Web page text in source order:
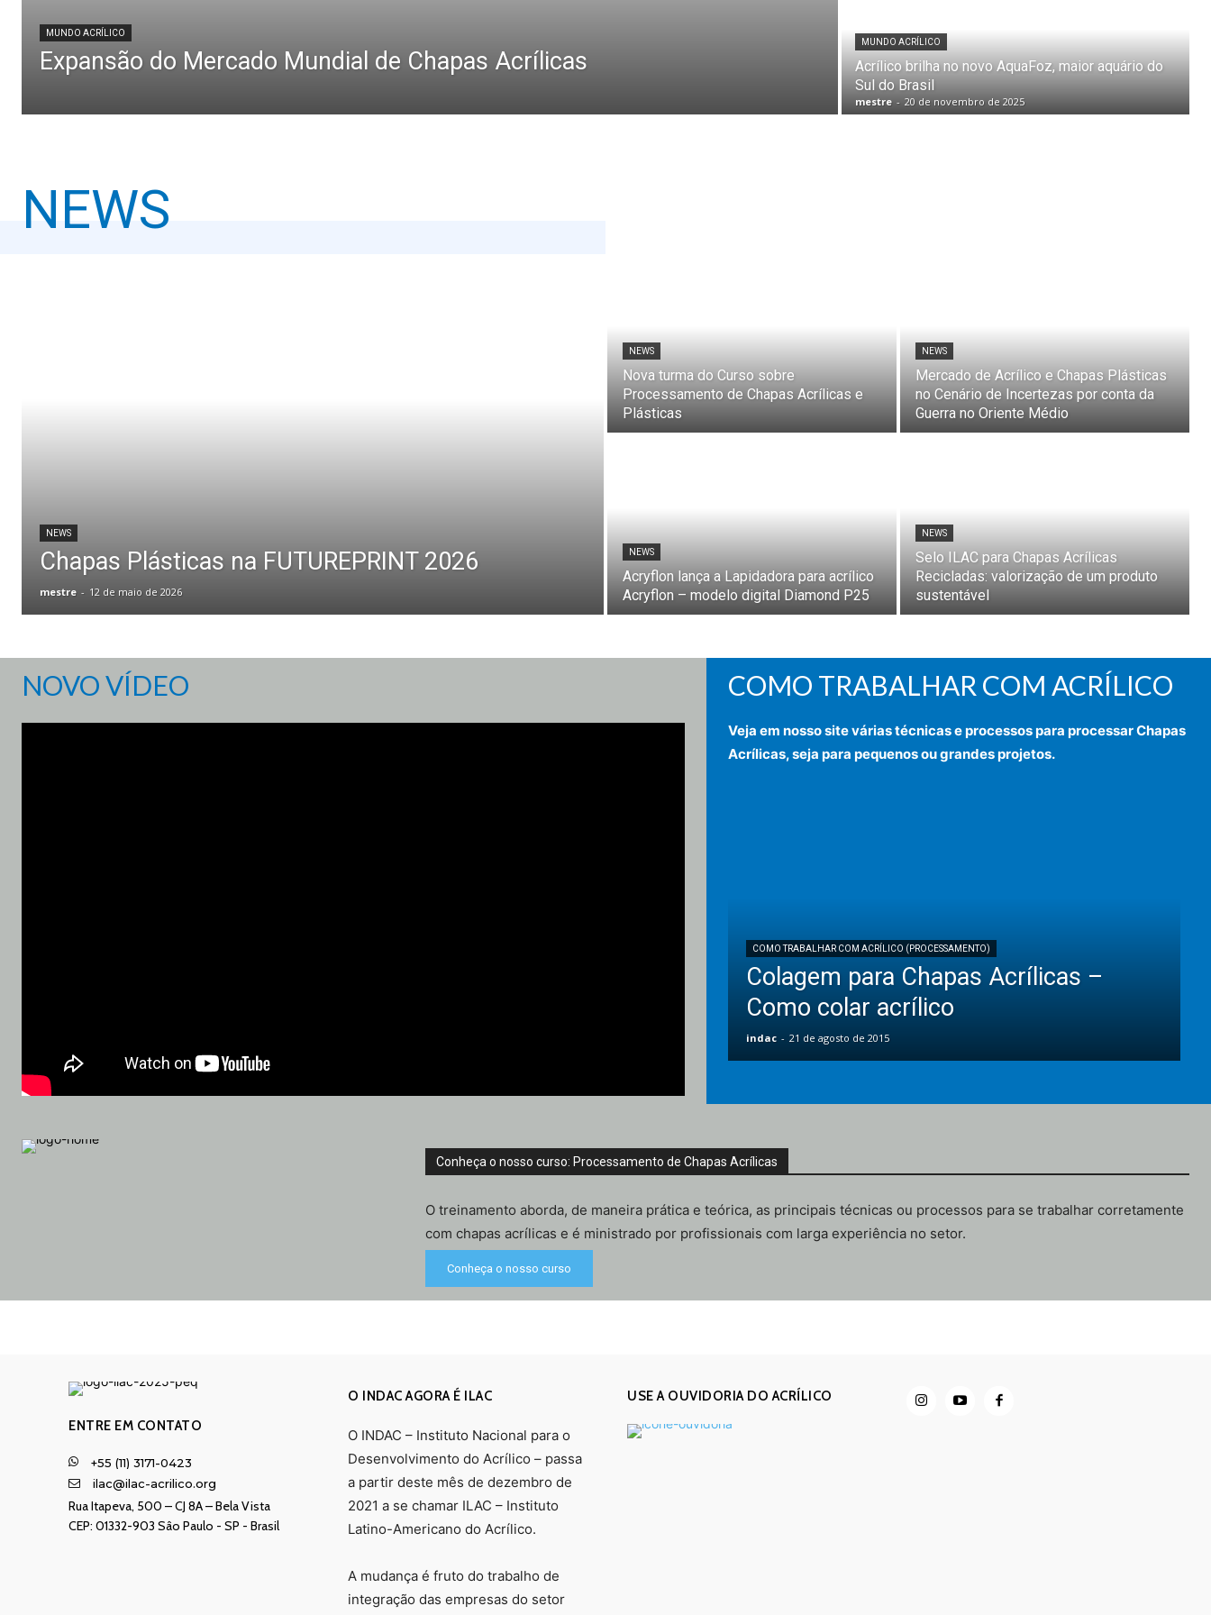
MUNDO ACRÍLICO
Expansão do Mercado Mundial de Chapas Acrílicas
MUNDO ACRÍLICO
Acrílico brilha no novo AquaFoz, maior aquário do
Sul do Brasil
mestre - 20 de novembro de 2025
NEWS
NEWS
Chapas Plásticas na FUTUREPRINT 2026
mestre - 12 de maio de 2026
NEWS
Nova turma do Curso sobre
Processamento de Chapas Acrílicas e
Plásticas
NEWS
Mercado de Acrílico e Chapas Plásticas
no Cenário de Incertezas por conta da
Guerra no Oriente Médio
NEWS
Acryflon lança a Lapidadora para acrílico
Acryflon – modelo digital Diamond P25
NEWS
Selo ILAC para Chapas Acrílicas
Recicladas: valorização de um produto
sustentável
NOVO VÍDEO COMO TRABALHAR COM ACRÍLICO
Veja em nosso site várias técnicas e processos para processar Chapas
Acrílicas, seja para pequenos ou grandes projetos.
COMO TRABALHAR COM ACRÍLICO (PROCESSAMENTO)
Colagem para Chapas Acrílicas –
Como colar acrílico
indac - 21 de agosto de 2015
Conheça o nosso curso: Processamento de Chapas Acrílicas
O treinamento aborda, de maneira prática e teórica, as principais técnicas ou processos para se trabalhar corretamente
com chapas acrílicas e é ministrado por profissionais com larga experiência no setor.
Conheça o nosso curso
ENTRE EM CONTATO
+55 (11) 3171-0423
ilac@ilac-acrilico.org
Rua Itapeva, 500 – CJ 8A – Bela Vista
CEP: 01332-903 Sâo Paulo - SP - Brasil
O INDAC AGORA É ILAC
O INDAC – Instituto Nacional para o
Desenvolvimento do Acrílico – passa
a partir deste mês de dezembro de
2021 a se chamar ILAC – Instituto
Latino-Americano do Acrílico.
A mudança é fruto do trabalho de
integração das empresas do setor
USE A OUVIDORIA DO ACRÍLICO